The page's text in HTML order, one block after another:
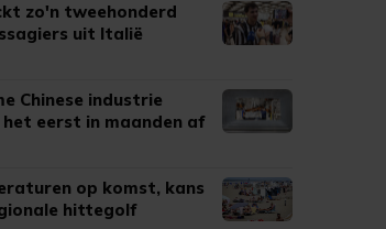
zo'n tweehonderd
uit Italië
Chinese industrie
eerst in maanden af
op komst, kans
hittegolf